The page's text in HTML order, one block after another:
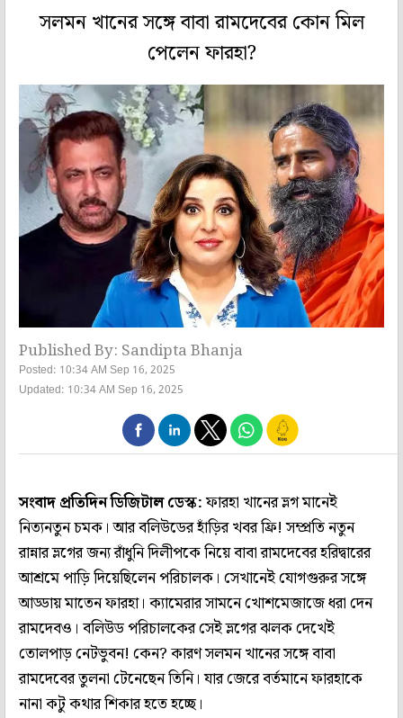
সলমন খানের সঙ্গে বাবা রামদেবের কোন মিল
পেলেন ফারহা?
Published By: Sandipta Bhanja
Posted: 10:34 AM Sep 16, 2025
Updated: 10:34 AM Sep 16, 2025
সংবাদ প্রতিদিন ডিজিটাল ডেস্ক:ফারহা খানের ভ্লগ মানেই
নিত্যনতুন চমক। আর বলিউডের হাঁড়ির খবর ফ্রি! সম্প্রতি নতুন
রান্নার ভ্লগের জন্য রাঁধুনি দিলীপকে নিয়ে বাবা রামদেবের হরিদ্বারের
আশ্রমে পাড়ি দিয়েছিলেন পরিচালক। সেখানেই যোগগুরুর সঙ্গে
আড্ডায় মাতেন ফারহা। ক্যামেরার সামনে খোশমেজাজে ধরা দেন
রামদেবও। বলিউড পরিচালকের সেই ভ্লগের ঝলক দেখেই
তোলপাড় নেটভুবন! কেন? কারণ সলমন খানের সঙ্গে বাবা
রামদেবের তুলনা টেনেছেন তিনি। যার জেরে বর্তমানে ফারহাকে
নানা কটু কথার শিকার হতে হচ্ছে।